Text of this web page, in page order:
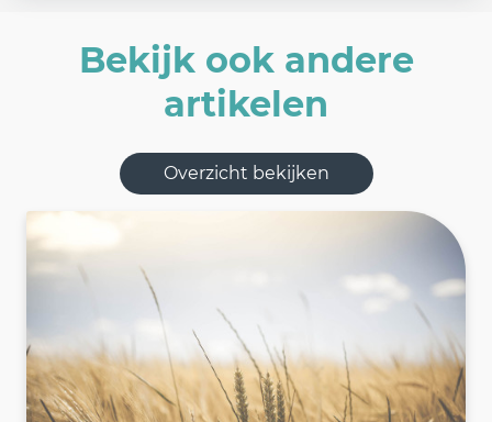
Bekijk ook andere
artikelen
Overzicht bekijken